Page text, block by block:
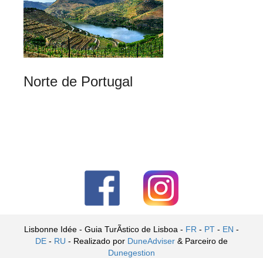
Norte de Portugal
Lisbonne Idée - Guia TurÃ­stico de Lisboa - FR - PT - EN -
DE - RU - Realizado por DuneAdviser & Parceiro de
Dunegestion